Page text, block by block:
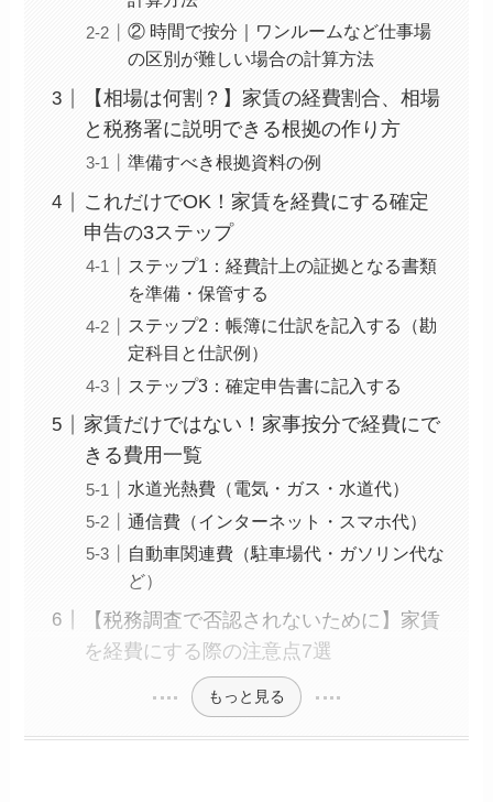
② 時間で按分｜ワンルームなど仕事場
の区別が難しい場合の計算方法
【相場は何割？】家賃の経費割合、相場
と税務署に説明できる根拠の作り方
準備すべき根拠資料の例
これだけでOK！家賃を経費にする確定
申告の3ステップ
ステップ1：経費計上の証拠となる書類
を準備・保管する
ステップ2：帳簿に仕訳を記入する（勘
定科目と仕訳例）
ステップ3：確定申告書に記入する
家賃だけではない！家事按分で経費にで
きる費用一覧
水道光熱費（電気・ガス・水道代）
通信費（インターネット・スマホ代）
自動車関連費（駐車場代・ガソリン代な
ど）
【税務調査で否認されないために】家賃
を経費にする際の注意点7選
もっと見る